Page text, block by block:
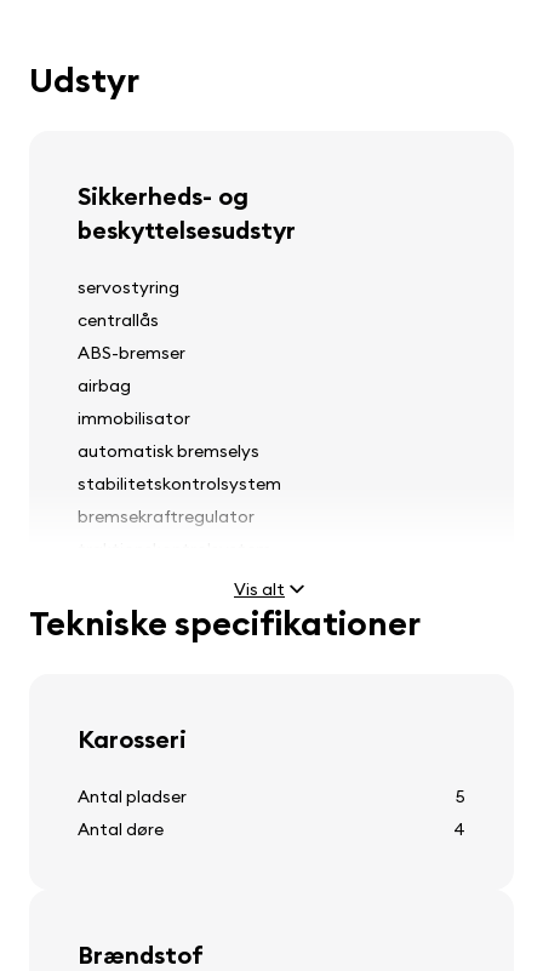
Udstyr
Sikkerheds- og
beskyttelsesudstyr
servostyring
centrallås
ABS-bremser
airbag
immobilisator
automatisk bremselys
stabilitetskontrolsystem
bremsekraftregulator
forreste sæder med sikkerhedsseler pre-
strammere
Lygter
tågeforlygter
forlygter højdemotor
Dæk og hjul
Vis alt
Tekniske specifikationer
Karosseri
Antal pladser
5
Antal døre
4
Brændstof